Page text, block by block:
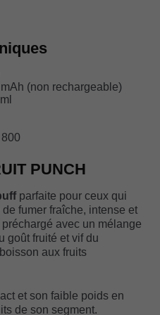
(non rechargeable)
PUNCH
parfaite pour ceux qui
fumer fraîche, intense et
avec un mélange
goût fruité et vif du
aux fruits
et son faible poids en
de son segment.